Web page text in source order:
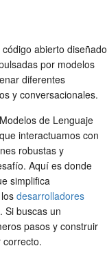
abierto diseñado
por modelos
diferentes
y conversacionales.
de Lenguaje
interactuamos con
robustas y
Aquí es donde
simplifica
desarrolladores
Si buscas un
pasos y construir
correcto.